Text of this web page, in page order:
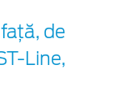
de
Line,